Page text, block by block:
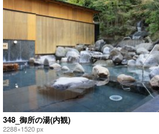
348_御所の湯(内観)
2288×1520 px